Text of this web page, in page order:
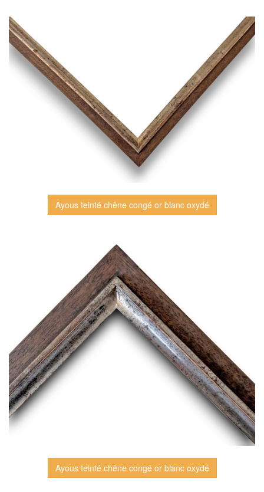
Ayous teinté chêne congé or blanc oxydé
Ayous teinté chêne congé or blanc oxydé